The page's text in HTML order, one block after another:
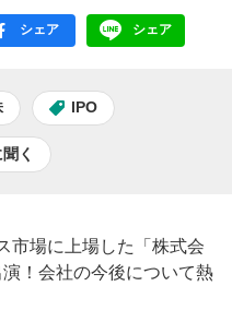
facebook
シェア LINE
シェア
IPO
く
市場に上場した「株式会
！会社の今後について熱